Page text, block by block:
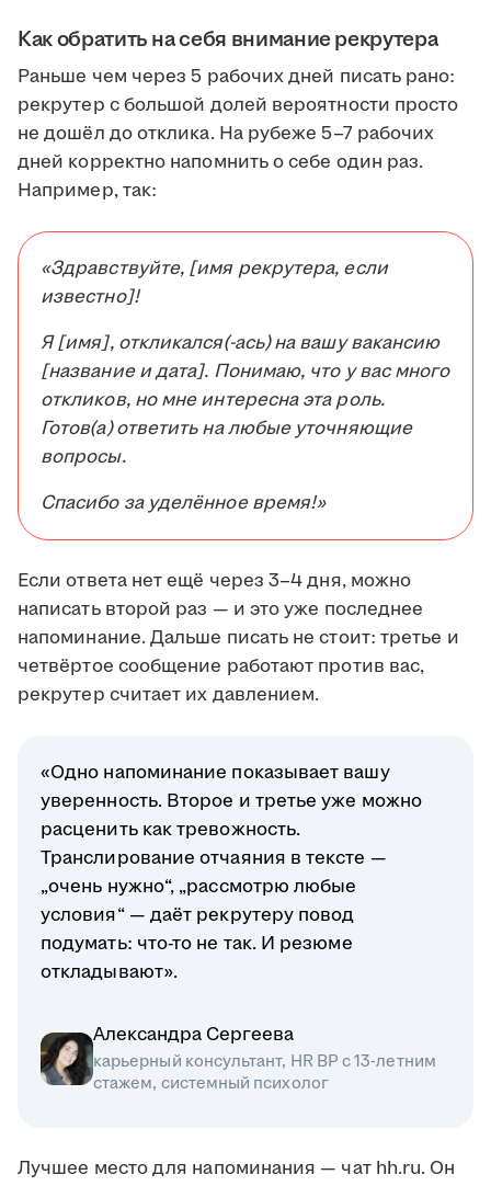
Как обратить на себя внимание рекрутера
Раньше чем через 5 рабочих дней писать рано:
рекрутер с большой долей вероятности просто
не дошёл до отклика. На рубеже 5–7 рабочих
дней корректно напомнить о себе один раз.
Например, так:
«Здравствуйте, [имя рекрутера, если
известно]!
Я [имя], откликался(-ась) на вашу вакансию
[название и дата]. Понимаю, что у вас много
откликов, но мне интересна эта роль.
Готов(а) ответить на любые уточняющие
вопросы.
Спасибо за уделённое время!»
Если ответа нет ещё через 3–4 дня, можно
написать второй раз — и это уже последнее
напоминание. Дальше писать не стоит: третье и
четвёртое сообщение работают против вас,
рекрутер считает их давлением.
«Одно напоминание показывает вашу
уверенность. Второе и третье уже можно
расценить как тревожность.
Транслирование отчаяния в тексте —
„очень нужно“, „рассмотрю любые
условия“ — даёт рекрутеру повод
подумать: что-то не так. И резюме
откладывают».
Александра Сергеева
карьерный консультант, HR BP с 13-летним
стажем, системный психолог
Лучшее место для напоминания — чат hh.ru. Он